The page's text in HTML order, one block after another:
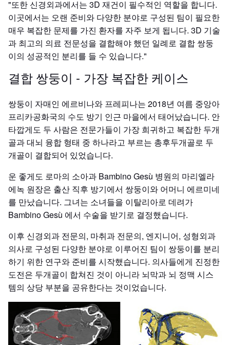
"또한 신경외과에서는 3D 재건이 필수적인 역할을 합니다.
이곳에서는 오랜 준비와 다양한 분야로 구성된 팀이 필요한
매우 복잡한 문제를 가진 환자를 자주 보게 됩니다. 3D 기술
과 최고의 의료 전문성을 결합해야 했던 일례로 결합 쌍둥
이의 성공적인 분리를 들 수 있습니다."
결합 쌍둥이 - 가장 복잡한 케이스
쌍둥이 자매인 에르비나와 프레피나는 2018년 여름 중앙아
프리카공화국의 수도 방기 인근 마을에서 태어났습니다. 안
타깝게도 두 사람은 전문가들이 가장 희귀하고 복잡한 두개
골과 대뇌 융합 형태 중 하나라고 부르는 총후두개골로 두
개골이 결합되어 있었습니다.
운 좋게도 로마의 소아과 Bambino Gesù 병원의 마리엘라
에녹 원장은 출산 직후 방기에서 쌍둥이와 어머니 에르미네
를 만났습니다. 그녀는 소녀들을 이탈리아로 데려가
Bambino Gesù 에서 수술을 받기로 결정했습니다.
이후 신경외과 전문의, 마취과 전문의, 엔지니어, 성형외과
의사로 구성된 다양한 분야로 이루어진 팀이 쌍둥이를 분리
하기 위한 연구와 준비를 시작했습니다. 의사들에게 진정한
도전은 두개골이 합쳐진 것이 아니라 뇌막과 뇌 정맥 시스
템의 상당 부분을 공유한다는 것이었습니다.